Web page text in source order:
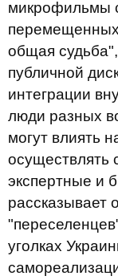
микрофильмы
общая
публичной
интеграции
люди разных
могут влиять
осуществлять
экспертные и
рассказывает
уголках